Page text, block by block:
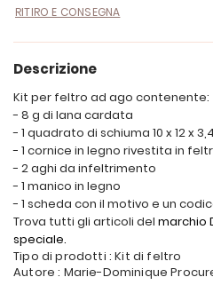
RITIRO E CONSEGNA
Descrizione
Kit per feltro ad ago contenente:
- 8 g di lana cardata
- 1 quadrato di schiuma 10 x 12 x
- 1 cornice in legno rivestita in
- 2 aghi da infeltrimento
- 1 manico in legno
- 1 scheda con il motivo e un
Trova tutti gli articoli del marchio
speciale.
Tipo di prodotti : Kit di feltro
Autore : Marie-Dominique